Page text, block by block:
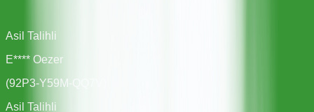
Asil Talihli
E**** Oezer
(92P3-Y59M-QQ7V
Asil Talihli